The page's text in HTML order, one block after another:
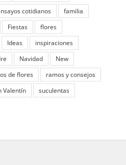
cotidianos
familia
Fiestas
flores
Ideas
inspiraciones
Navidad
New
de flores
ramos y consejos
Valentín
suculentas